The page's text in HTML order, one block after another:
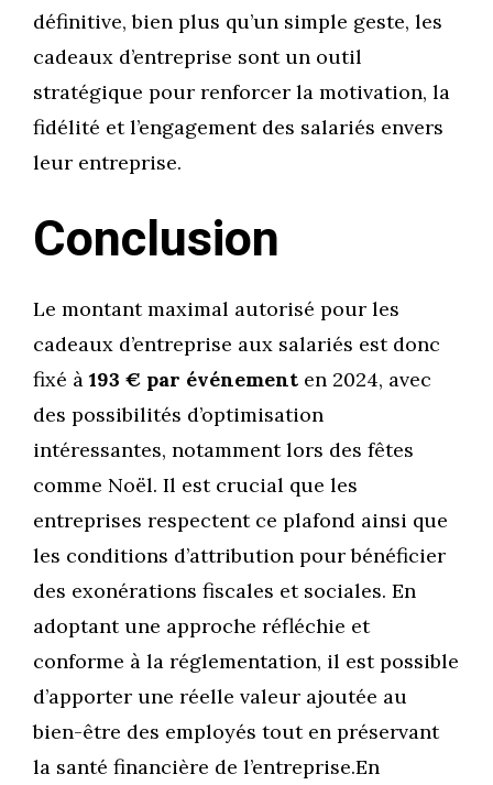
définitive, bien plus qu’un simple geste, les
cadeaux d’entreprise sont un outil
stratégique pour renforcer la motivation, la
fidélité et l’engagement des salariés envers
leur entreprise.
Conclusion
Le montant maximal autorisé pour les
cadeaux d’entreprise aux salariés est donc
fixé à 193 € par événement en 2024, avec
des possibilités d’optimisation
intéressantes, notamment lors des fêtes
comme Noël. Il est crucial que les
entreprises respectent ce plafond ainsi que
les conditions d’attribution pour bénéficier
des exonérations fiscales et sociales. En
adoptant une approche réfléchie et
conforme à la réglementation, il est possible
d’apporter une réelle valeur ajoutée au
bien-être des employés tout en préservant
la santé financière de l’entreprise.En